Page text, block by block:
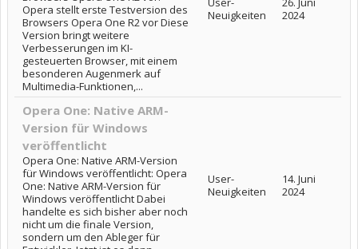
Opera stellt erste Testversion des
Browsers Opera One R2 vor Diese
Version bringt weitere
Verbesserungen im KI-
gesteuerten Browser, mit einem
besonderen Augenmerk auf
Multimedia-Funktionen,...
Neuigkeiten
2024
Opera One: Native ARM-
Version für Windows
veröffentlicht
Opera One: Native ARM-Version
für Windows veröffentlicht: Opera
One: Native ARM-Version für
Windows veröffentlicht Dabei
handelte es sich bisher aber noch
nicht um die finale Version,
sondern um den Ableger für
User-
Neuigkeiten
14. Juni
2024